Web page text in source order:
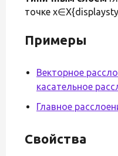
точке
Примеры
Векторное
касательное
Главное
Свойства